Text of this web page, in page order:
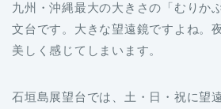
九州・沖縄最大の大きさの「むりか
文台です。大きな望遠鏡ですよね。
美しく感じてしまいます。
石垣島展望台では、土・日・祝に望